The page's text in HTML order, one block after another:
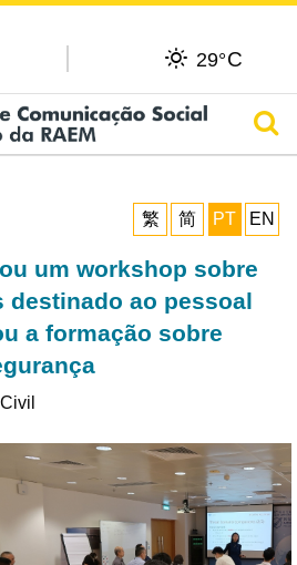
29°C
繁
简 PT EN
um workshop sobre
destinado ao pessoal
a formação sobre